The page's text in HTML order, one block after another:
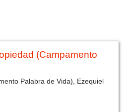
(Campamento
Palabra de Vida), Ezequiel